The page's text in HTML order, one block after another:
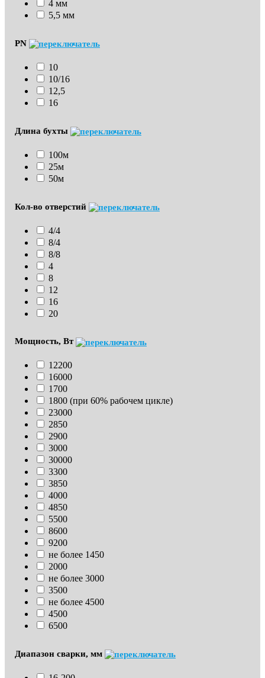
4 мм
5,5 мм
PN
10
10/16
12,5
16
Длина бухты
100м
25м
50м
Кол-во отверстий
4/4
8/4
8/8
4
8
12
16
20
Мощность, Вт
12200
16000
1700
1800 (при 60% рабочем цикле)
23000
2850
2900
3000
30000
3300
3850
4000
4850
5500
8600
9200
не более 1450
2000
не более 3000
3500
не более 4500
4500
6500
Диапазон сварки, мм